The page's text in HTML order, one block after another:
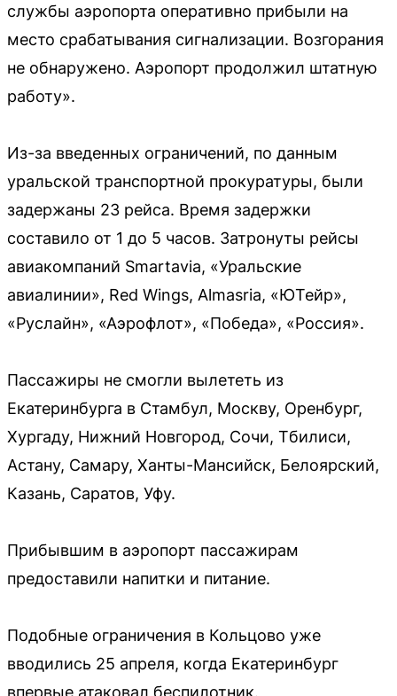
службы аэропорта оперативно прибыли на
место срабатывания сигнализации. Возгорания
не обнаружено. Аэропорт продолжил штатную
работу».
Из-за введенных ограничений, по данным
уральской транспортной прокуратуры, были
задержаны 23 рейса. Время задержки
составило от 1 до 5 часов. Затронуты рейсы
авиакомпаний Smartavia, «Уральские
авиалинии», Red Wings, Almasria, «ЮТейр»,
«Руслайн», «Аэрофлот», «Победа», «Россия».
Пассажиры не смогли вылететь из
Екатеринбурга в Стамбул, Москву, Оренбург,
Хургаду, Нижний Новгород, Сочи, Тбилиси,
Астану, Самару, Ханты-Мансийск, Белоярский,
Казань, Саратов, Уфу.
Прибывшим в аэропорт пассажирам
предоставили напитки и питание.
Подобные ограничения в Кольцово уже
вводились 25 апреля, когда Екатеринбург
впервые атаковал беспилотник.